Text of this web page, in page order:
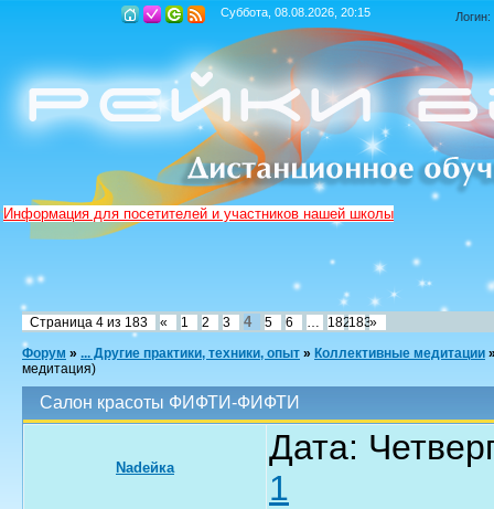
Суббота, 08.08.2026, 20:15 Логин:
Информация для посетителей и участников нашей школы
Страница 4 из 183 « 1 2 3 4 5 6 182183»
Форум » ... Другие практики, техники, опыт » Коллективные медитации
медитация)
Салон красоты ФИФТИ-ФИФТИ
Nadeйка
Дата:
1